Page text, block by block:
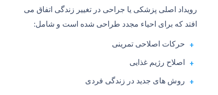
رویداد اصلی پزشکی یا جراحی در تغییر زندگی اتفاق می
افتد که برای احیاء مجدد طراحی شده است و شامل:
حرکات اصلاحی تمرینی
اصلاح رژیم غذایی
روش های جدید در زندگی فردی